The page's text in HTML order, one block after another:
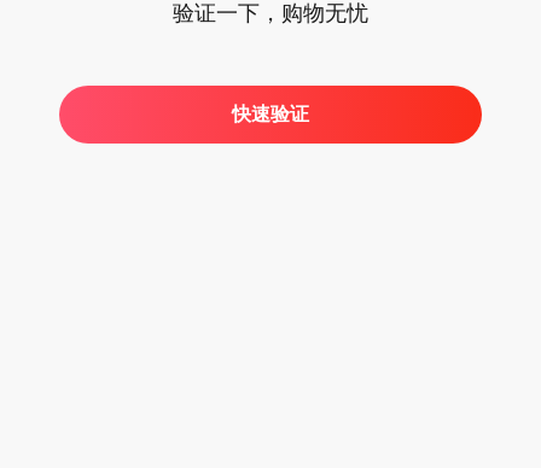
验证一下，购物无忧
快速验证